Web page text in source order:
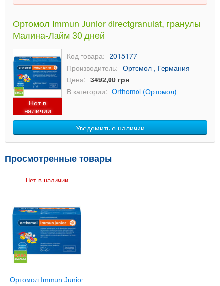
Ортомол Immun Junior directgranulat, гранулы
Малина-Лайм 30 дней
Нет в
наличии
Код товара: 2015177
Производитель: Ортомол , Германия
Цена: 3492,00 грн
В категории: Orthomol (Ортомол)
Уведомить о наличии
Просмотренные товары
Нет в наличии
Ортомол Immun Junior